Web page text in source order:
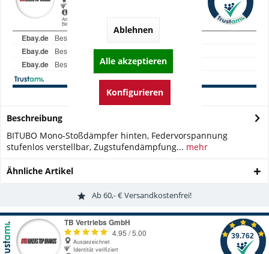
Beschreibung
BITUBO Mono-Stoßdämpfer hinten, Federvorspannung
stufenlos verstellbar, Zugstufendämpfung... mehr
Ähnliche Artikel
Ab 60,- € Versandkostenfrei!
Ablehnen
Alle akzeptieren
Konfigurieren